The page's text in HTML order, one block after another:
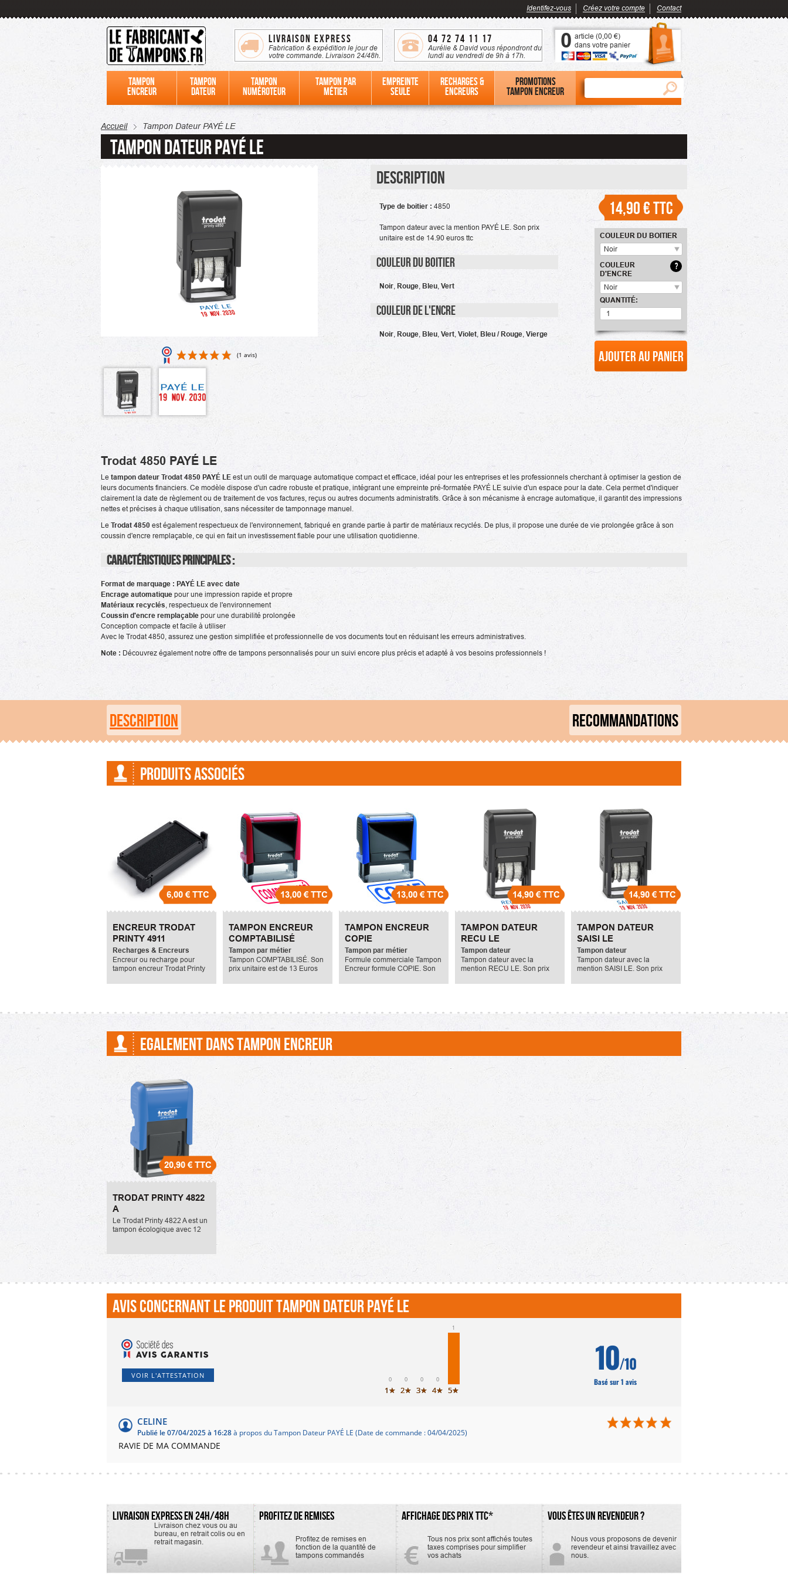
Identifez-vous Créez votre compte Contact
Livraison Express
Fabrication & expédition le jour de
votre commande. Livraison 24/48h.
04 72 74 11 17
Aurélie & David vous répondront du
lundi au vendredi de 9h à 17h.
0 article (0,00 €)
dans votre panier
Tampon
encreur
Tampon
dateur
Tampon
numéroteur
Tampon par
métier
Empreinte
seule
Recharges &
Encreurs
Promotions
tampon encreur
Accueil Tampon Dateur PAYÉ LE
Tampon Dateur PAYÉ LE
Description
Type de boitier : 4850
Tampon dateur avec la mention PAYÉ LE. Son prix
unitaire est de 14.90 euros ttc
Couleur du boitier
Noir, Rouge, Bleu, Vert
Couleur de l'encre
Noir, Rouge, Bleu, Vert, Violet, Bleu / Rouge, Vierge
14,90 €TTC
COULEUR DU BOITIER
Noir
COULEUR
D'ENCRE
?
Noir
QUANTITÉ:
Ajouter au panier
Trodat 4850 PAYÉ LE
Le tampon dateur Trodat 4850 PAYÉ LE est un outil de marquage automatique compact et efficace, idéal pour les entreprises et les professionnels cherchant à optimiser la gestion de
leurs documents financiers. Ce modèle dispose d'un cadre robuste et pratique, intégrant une empreinte pré-formatée PAYÉ LE suivie d'un espace pour la date. Cela permet d'indiquer
clairement la date de règlement ou de traitement de vos factures, reçus ou autres documents administratifs. Grâce à son mécanisme à encrage automatique, il garantit des impressions
nettes et précises à chaque utilisation, sans nécessiter de tamponnage manuel.
Le Trodat 4850 est également respectueux de l'environnement, fabriqué en grande partie à partir de matériaux recyclés. De plus, il propose une durée de vie prolongée grâce à son
coussin d'encre remplaçable, ce qui en fait un investissement fiable pour une utilisation quotidienne.
Caractéristiques principales :
Format de marquage : PAYÉ LE avec date
Encrage automatique pour une impression rapide et propre
Matériaux recyclés , respectueux de l'environnement
Coussin d'encre remplaçable pour une durabilité prolongée
Conception compacte et facile à utiliser
Avec le Trodat 4850, assurez une gestion simplifiée et professionnelle de vos documents tout en réduisant les erreurs administratives.
Note : Découvrez également notre offre de tampons personnalisés pour un suivi encore plus précis et adapté à vos besoins professionnels !
DESCRIPTION RECOMMANDATIONS
PRODUITS ASSOCIÉS
6,00 €TTC
ENCREUR TRODAT
PRINTY 4911
Recharges & Encreurs
Encreur ou recharge pour
tampon encreur Trodat Printy
13,00 €TTC
TAMPON ENCREUR
COMPTABILISÉ
Tampon par métier
Tampon COMPTABILISÉ. Son
prix unitaire est de 13 Euros
13,00 €TTC
TAMPON ENCREUR
COPIE
Tampon par métier
Formule commerciale Tampon
Encreur formule COPIE. Son
TTC
14,90 €TTC
TAMPON DATEUR
RECU LE
Tampon dateur
Tampon dateur avec la
mention RECU LE. Son prix
14,90 €TTC
TAMPON DATEUR
SAISI LE
Tampon dateur
Tampon dateur avec la
mention SAISI LE. Son prix
EGALEMENT DANS TAMPON ENCREUR
20,90 €TTC
TRODAT PRINTY 4822
A
Le Trodat Printy 4822 A est un
tampon écologique avec 12
de la cassette d'encrage est la
20,90 €
Avis concernant le produit Tampon Dateur PAYÉ LE
VOIR L'ATTESTATION 0
1★
0
2★
0
3★
0
4★
1
5★
10/10
Basé sur 1 avis
CELINE
Publié le 07/04/2025 à 16:28à propos du Tampon Dateur PAYÉ LE (Date de commande : 04/04/2025)
RAVIE DE MA COMMANDE
LIVRAISON EXPRESS EN 24H/48H
Livraison chez vous ou au
bureau, en retrait colis ou en
retrait magasin.
PROFITEZ DE REMISES
Profitez de remises en
fonction de la quantité de
tampons commandés
AFFICHAGE DES PRIX TTC*
Tous nos prix sont affichés toutes
taxes comprises pour simplifier
vos achats
VOUS ÊTES UN REVENDEUR ?
Nous vous proposons de devenir
revendeur et ainsi travaillez avec
nous.